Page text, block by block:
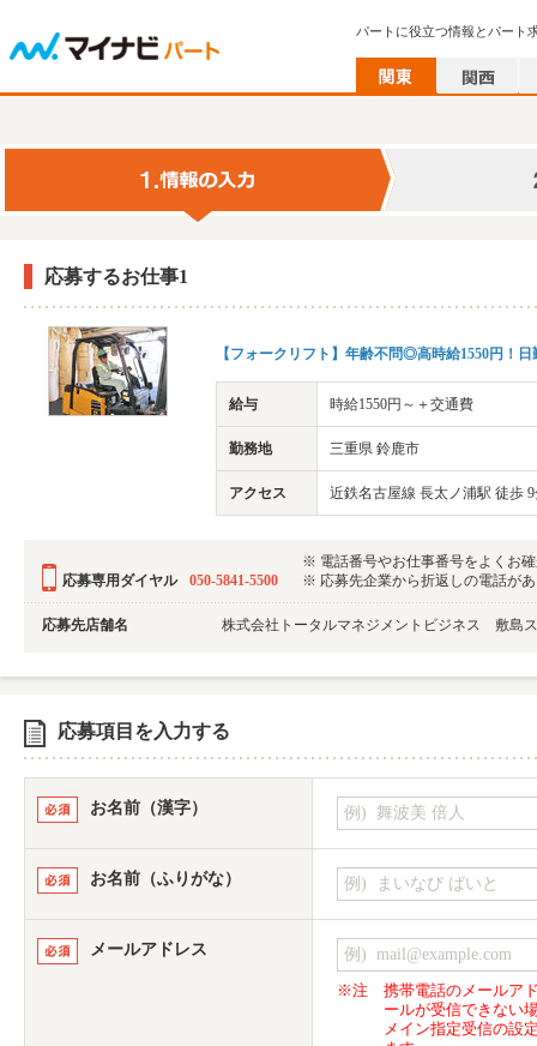
パートに役立つ情報とパート
応募するお仕事1
【フォークリフト】年齢不問◎高時給1550円！
給与 時給1550円～＋交通費
勤務地 三重県 鈴鹿市
アクセス 近鉄名古屋線 長太ノ浦駅 徒歩
応募専用ダイヤル 050-5841-5500
※ 電話番号やお仕事番号をよくお
※ 応募先企業から折返しの電話が
応募先店舗名 株式会社トータルマネジメントビジネス 敷島
応募項目を入力する
お名前（漢字）
お名前（ふりがな）
メールアドレス
※注
携帯電話のメールア
ールが受信できない
メイン指定受信の設